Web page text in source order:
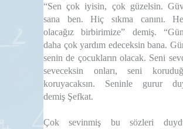
“Sen çok iyisin, çok güzelsin.
sana ben. Hiç sıkma canını.
olacağız birbirimize” demiş.
daha çok yardım edeceksin bana.
senin de çocukların olacak. Seni
seveceksin onları, seni
koruyacaksın. Seninle gurur
demiş Şefkat.
Çok sevinmiş bu sözleri